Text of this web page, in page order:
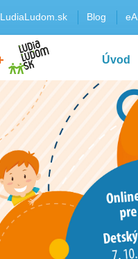
LudiaLudom.sk Blog
Úvod